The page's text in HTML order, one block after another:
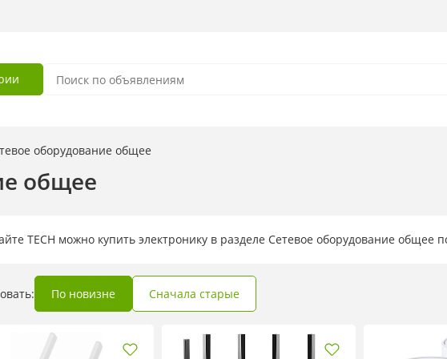
оборудование общее
общее
TECH можно купить электронику в разделе Cетевое оборудование
По новизне Сначала старые